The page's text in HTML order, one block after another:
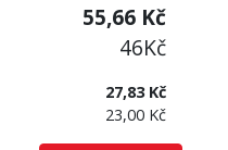
55,66 Kč
46Kč
27,83 Kč
23,00 Kč